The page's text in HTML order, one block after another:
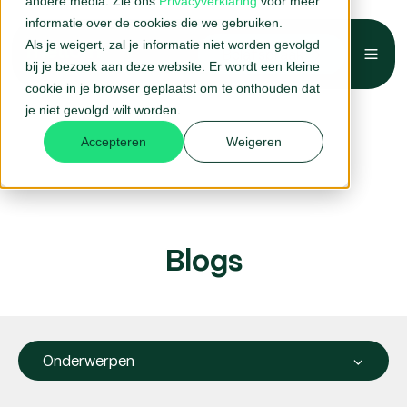
informatie over de cookies die we gebruiken.
Als je weigert, zal je informatie niet worden gevolgd
bij je bezoek aan deze website. Er wordt een kleine
cookie in je browser geplaatst om te onthouden dat
je niet gevolgd wilt worden.
Accepteren Weigeren
Belafspraak →
Blogs
Onderwerpen